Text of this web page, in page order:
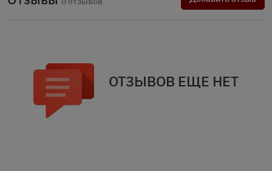
ОТЗЫВОВ ЕЩЕ НЕТ